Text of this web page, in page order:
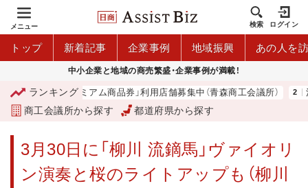
メニュー 検索 ログイン
トップ 新着記事 企業事例 地域振興 あの人を
中小企業と地域の商売繁盛・企業事例が満載！
ランキング
「青森市プレミアム商品券」利用店舗募集中（青森商工会議所） 河
商工会議所から探す 都道府県から探す
3月30日に「柳川 流鏑馬」ヴァイオリ
ン演奏と桜のライトアップも（柳川